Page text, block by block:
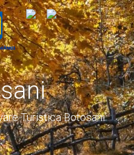
Turistica Botosani